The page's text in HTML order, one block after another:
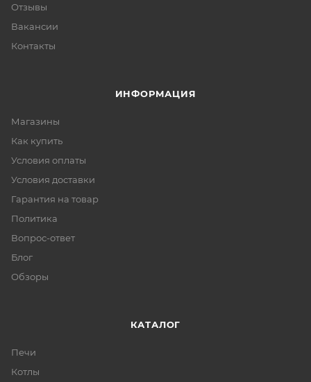
Отзывы
Вакансии
Контакты
ИНФОРМАЦИЯ
Магазины
Как купить
Условия оплаты
Условия доставки
Гарантия на товар
Политика
Вопрос-ответ
Блог
Обзоры
КАТАЛОГ
Печи
Котлы